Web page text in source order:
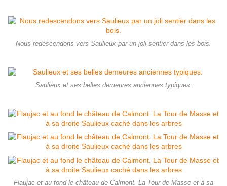
Nous redescendons vers Saulieux par un joli sentier dans les bois.
Saulieux et ses belles demeures anciennes typiques.
Flaujac et au fond le château de Calmont. La Tour de Masse et à sa